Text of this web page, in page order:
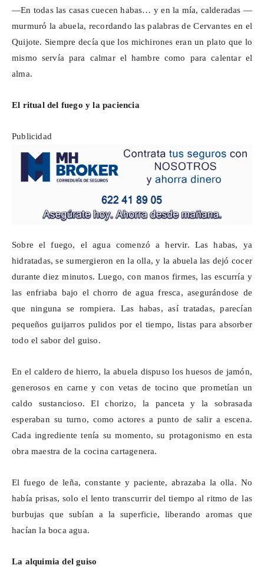
—En todas las casas cuecen habas… y en la mía, calderadas —
murmuró la abuela, recordando las palabras de Cervantes en el
Quijote. Siempre decía que los michirones eran un plato que lo
mismo servía para calmar el hambre como para calentar el
alma.
El ritual del fuego y la paciencia
Publicidad
Sobre el fuego, el agua comenzó a hervir. Las habas, ya
hidratadas, se sumergieron en la olla, y la abuela las dejó cocer
durante diez minutos. Luego, con manos firmes, las escurría y
las enfriaba bajo el chorro de agua fresca, asegurándose de
que ninguna se rompiera. Las habas, así tratadas, parecían
pequeños guijarros pulidos por el tiempo, listas para absorber
todo el sabor del guiso.
En el caldero de hierro, la abuela dispuso los huesos de jamón,
generosos en carne y con vetas de tocino que prometían un
caldo sustancioso. El chorizo, la panceta y la sobrasada
esperaban su turno, como actores a punto de salir a escena.
Cada ingrediente tenía su momento, su protagonismo en esta
obra maestra de la cocina cartagenera.
El fuego de leña, constante y paciente, abrazaba la olla. No
había prisas, solo el lento transcurrir del tiempo al ritmo de las
burbujas que subían a la superficie, liberando aromas que
hacían la boca agua.
La alquimia del guiso